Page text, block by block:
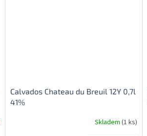
Calvados Chateau du Breuil 12Y 0,7l
41%
Skladem (1 ks)